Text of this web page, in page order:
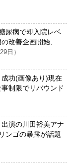
尿病で即入院レベ
改善企画開始、
日）
功(画像あり)現在
制限でリバウンド
演の川田裕美アナ
ンゴの暴露が話題